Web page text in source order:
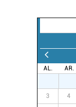
AL. AR.
3 4